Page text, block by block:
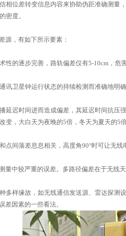
相位差转变信息内容来协助伪距准确测量
密度。
源，有如下所示要素：
性的逐步完善，路轨偏差仅有5-10cm，危
讯卫星钟运行状态的持续检测而准确地明
延迟时间进而造成偏差，其延迟时间抗压
变，大白天为夜晚的5倍，冬天为夏天的5
点间落差息息相关，高度角90°时可让无
量中较严重的误差。多路径偏差在于无线
多样缘故，如无线通信发送源、雷达探测
差因素的一些看法。